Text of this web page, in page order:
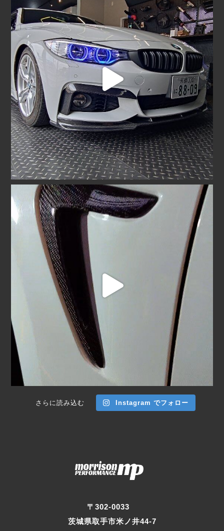
〒302-0033
茨城県取手市米ノ井44-7
さらに読み込む Instagram でフォロー